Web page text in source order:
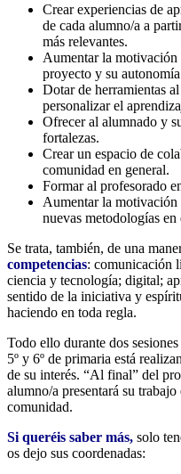
Crear experiencias de
de cada alumno/a a
más relevantes.
Aumentar la motivación
proyecto y su
Dotar de herramientas
personalizar el
Ofrecer al alumnado y
fortalezas.
Crear un espacio de
comunidad en general.
Formar al profesorado
Aumentar la
nuevas metodologías en
Se trata, también, de una
competencias: comunicación
ciencia y tecnología; digital;
sentido de la iniciativa y
haciendo en toda regla.
Todo ello durante dos
5º y 6º de primaria está
de su interés. “Al final” del
alumno/a presentará su
comunidad.
Si queréis saber más, solo
os dejo sus coordenadas: